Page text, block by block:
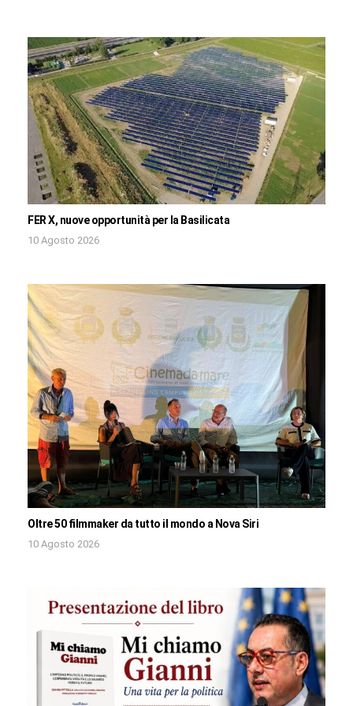
FER X, nuove opportunità per la Basilicata
10 Agosto 2026
Oltre 50 filmmaker da tutto il mondo a Nova Siri
10 Agosto 2026